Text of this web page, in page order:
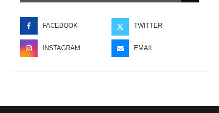
FACEBOOK TWITTER
INSTAGRAM EMAIL